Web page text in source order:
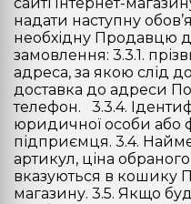
надати наступну
необхідну Продавцю
замовлення: 3.3.1.
адреса, за якою слід
доставка до адреси
телефон. 3.3.4.
юридичної особи або
підприємця. 3.4.
артикул, ціна
вказуються в кошику
магазину. 3.5. Якщо